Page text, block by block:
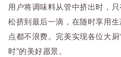
用户将调味料从管中挤出时，
松挤到最后一滴，在随时享用
点都不浪费。完美实现各位大
时”的美好愿景。